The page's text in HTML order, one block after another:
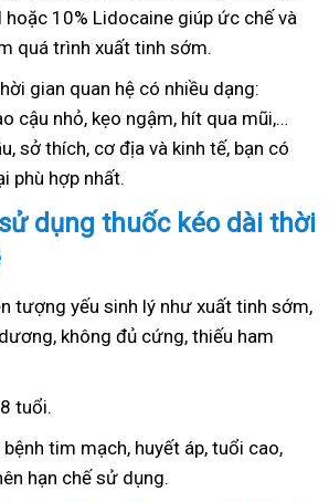
10% Lidocaine giúp ức chế và
quá trình xuất tinh sớm.
gian quan hệ có nhiều dạng:
cậu nhỏ, kẹo ngậm, hít qua mũi,…
sở thích, cơ địa và kinh tế, bạn có
phù hợp nhất.
dụng thuốc kéo dài thời
tượng yếu sinh lý như xuất tinh sớm,
không đủ cứng, thiếu ham
tuổi.
tim mạch, huyết áp, tuổi cao,
hạn chế sử dụng.